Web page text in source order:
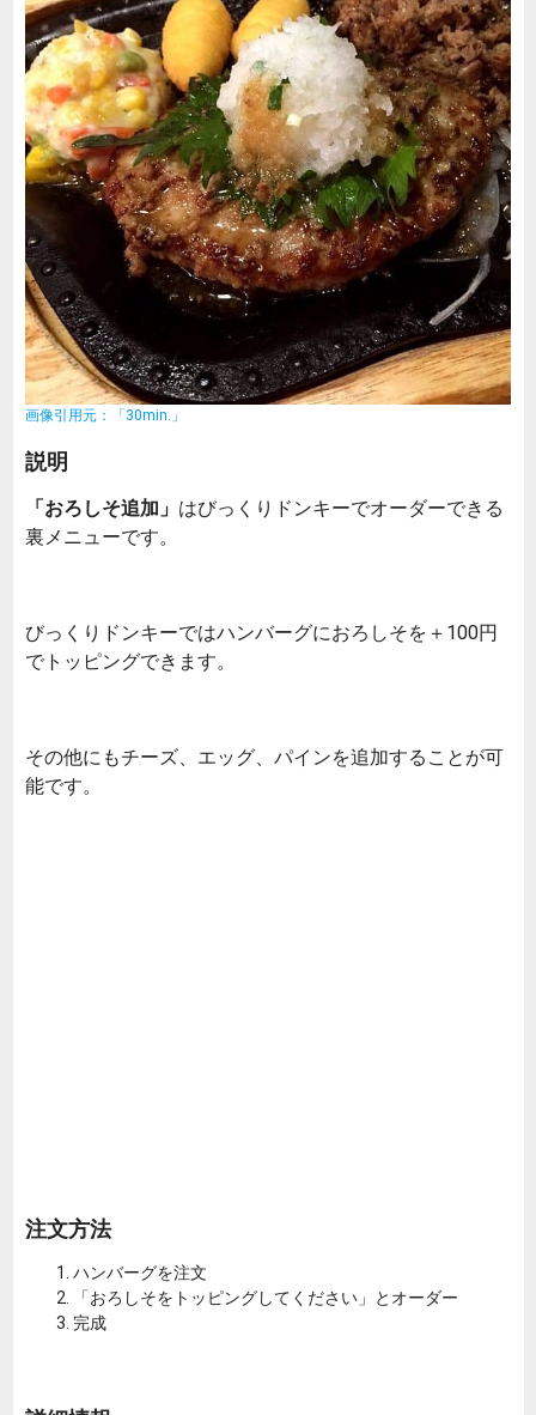
画像引用元：「30min.」
説明
「おろしそ追加」 はびっくりドンキーでオーダーできる
裏メニューです。
びっくりドンキーではハンバーグにおろしそを＋100円
でトッピングできます。
その他にもチーズ、エッグ、パインを追加することが可
能です。
注文方法
ハンバーグを注文
「おろしそをトッピングしてください」とオーダー
完成